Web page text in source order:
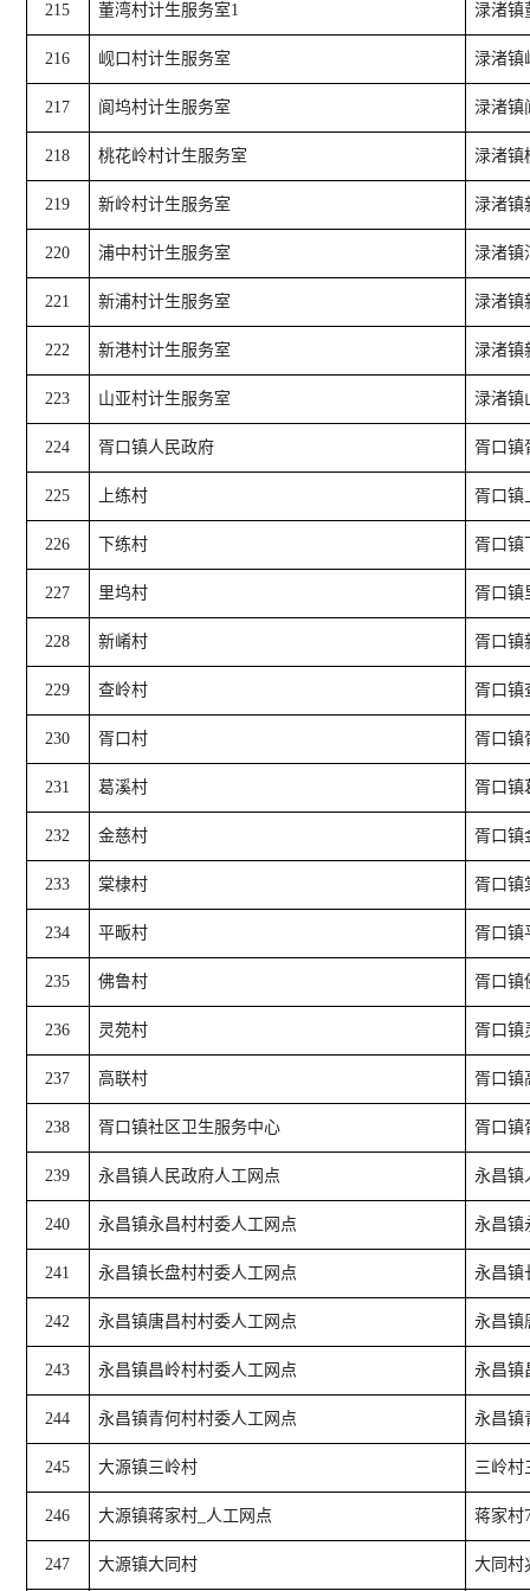
215 董湾村计生服务室1 渌渚镇
216 岘口村计生服务室 渌渚镇
217 阆坞村计生服务室 渌渚镇
218 桃花岭村计生服务室 渌渚镇
219 新岭村计生服务室 渌渚镇
220 浦中村计生服务室 渌渚镇
221 新浦村计生服务室 渌渚镇
222 新港村计生服务室 渌渚镇
223 山亚村计生服务室 渌渚镇
224 胥口镇人民政府 胥口镇
225 上练村 胥口镇
226 下练村 胥口镇
227 里坞村 胥口镇
228 新崤村 胥口镇
229 查岭村 胥口镇
230 胥口村 胥口镇
231 葛溪村 胥口镇
232 金慈村 胥口镇
233 棠棣村 胥口镇
234 平畈村 胥口镇
235 佛鲁村 胥口镇
236 灵苑村 胥口镇
237 高联村 胥口镇
238 胥口镇社区卫生服务中心 胥口镇
239 永昌镇人民政府人工网点 永昌镇
240 永昌镇永昌村村委人工网点 永昌镇
241 永昌镇长盘村村委人工网点 永昌镇
242 永昌镇唐昌村村委人工网点 永昌镇
243 永昌镇昌岭村村委人工网点 永昌镇
244 永昌镇青何村村委人工网点 永昌镇
245 大源镇三岭村 三岭村
246 大源镇蒋家村_人工网点 蒋家村
247 大源镇大同村 大同村